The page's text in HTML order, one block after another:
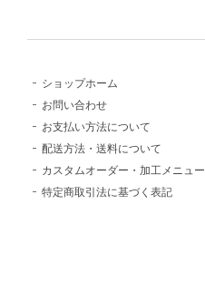
ショップホーム
お問い合わせ
お支払い方法について
配送方法・送料について
カスタムオーダー・加工メニュー
特定商取引法に基づく表記